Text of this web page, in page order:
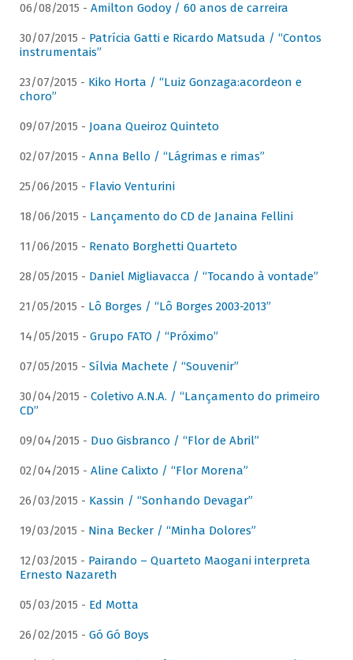
06/08/2015 - Amilton Godoy / 60 anos de carreira
30/07/2015 - Patrícia Gatti e Ricardo Matsuda / “Contos
instrumentais”
23/07/2015 - Kiko Horta / “Luiz Gonzaga:acordeon e
choro”
09/07/2015 - Joana Queiroz Quinteto
02/07/2015 - Anna Bello / “Lágrimas e rimas”
25/06/2015 - Flavio Venturini
18/06/2015 - Lançamento do CD de Janaina Fellini
11/06/2015 - Renato Borghetti Quarteto
28/05/2015 - Daniel Migliavacca / “Tocando à vontade”
21/05/2015 - Lô Borges / “Lô Borges 2003-2013”
14/05/2015 - Grupo FATO / “Próximo”
07/05/2015 - Sílvia Machete / “Souvenir”
30/04/2015 - Coletivo A.N.A. / “Lançamento do primeiro
CD”
09/04/2015 - Duo Gisbranco / “Flor de Abril”
02/04/2015 - Aline Calixto / “Flor Morena”
26/03/2015 - Kassin / “Sonhando Devagar”
19/03/2015 - Nina Becker / “Minha Dolores”
12/03/2015 - Pairando – Quarteto Maogani interpreta
Ernesto Nazareth
05/03/2015 - Ed Motta
26/02/2015 - Gó Gó Boys